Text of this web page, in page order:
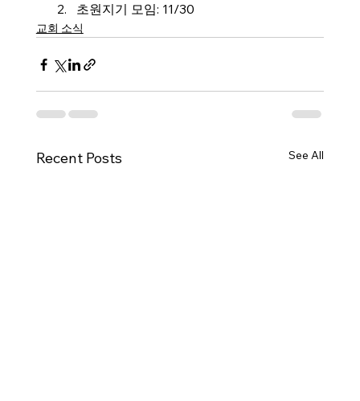
초원지기 모임: 11/30
교회 소식
Recent Posts See All